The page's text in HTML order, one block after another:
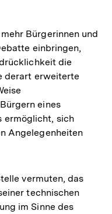
Bürgerinnen und
einbringen,
die
derart erweiterte
eines
ermöglicht, sich
Angelegenheiten
vermuten, das
technischen
im Sinne des